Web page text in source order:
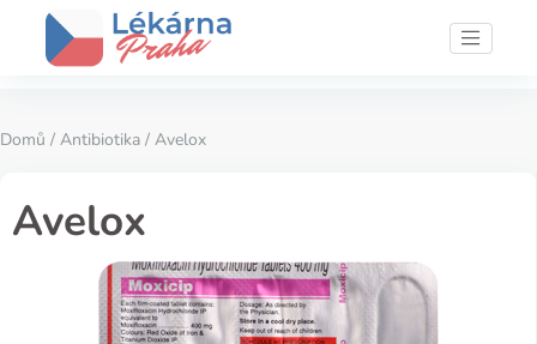
Domů / Antibiotika / Avelox
Avelox